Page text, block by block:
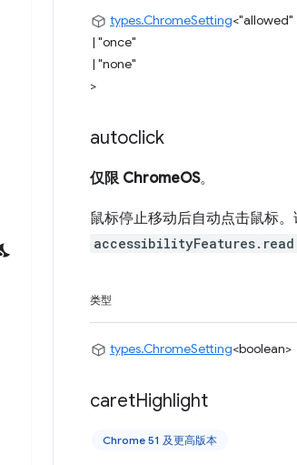
types.ChromeSetting<"allowed"
| "once"
| "none"
>
autoclick
仅限 ChromeOS。
鼠标停止移动后自动点击鼠标
accessibilityFeatures.read
类型
types.ChromeSetting<boolean>
caretHighlight
Chrome 51 及更高版本